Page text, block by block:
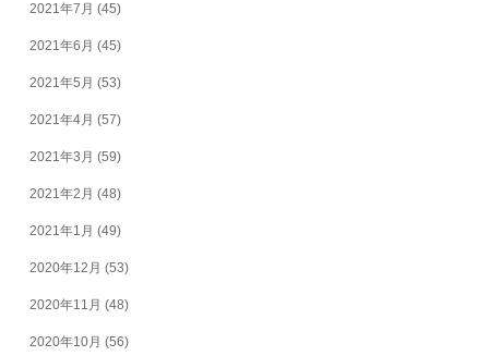
2021年7月 (45)
2021年6月 (45)
2021年5月 (53)
2021年4月 (57)
2021年3月 (59)
2021年2月 (48)
2021年1月 (49)
2020年12月 (53)
2020年11月 (48)
2020年10月 (56)